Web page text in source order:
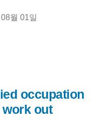
월 01일
occupation
work out